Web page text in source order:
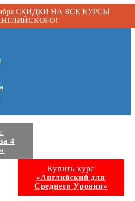
СКИДКИ НА ВСЕ КУРСЫ
4
Купить курс
«Английский для
Среднего Уровня»